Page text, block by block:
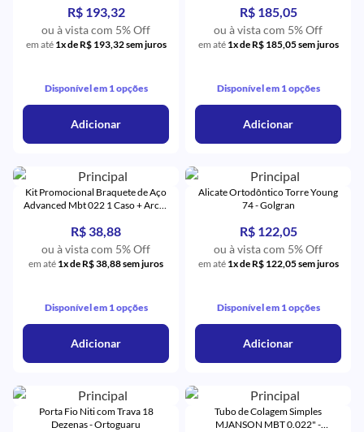
R$ 193,32
ou à vista com 5% Off
em até 1x de R$ 193,32 sem juros
Disponível em 1 opções
Adicionar
R$ 185,05
ou à vista com 5% Off
em até 1x de R$ 185,05 sem juros
Disponível em 1 opções
Adicionar
Kit Promocional Braquete de Aço
Advanced Mbt 022 1 Caso + Arcos
R$ 38,88
ou à vista com 5% Off
em até 1x de R$ 38,88 sem juros
Disponível em 1 opções
Adicionar
Alicate Ortodôntico Torre Young
74 - Golgran
R$ 122,05
ou à vista com 5% Off
em até 1x de R$ 122,05 sem juros
Disponível em 1 opções
Adicionar
Porta Fio Niti com Trava 18
Dezenas - Ortoguaru
Tubo de Colagem Simples
MJANSON MBT 0.022" -